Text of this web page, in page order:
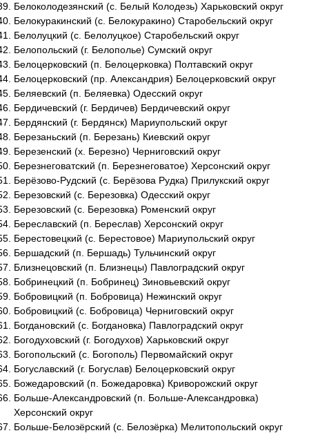
Белоколодезянский (с. Белый Колодезь) Харьковский округ
Белокуракинский (с. Белокуракино) Старобельский округ
Белолуцкий (с. Белолуцкое) Старобельский округ
Белопольский (г. Белополье) Сумский округ
Белоцерковский (п. Белоцерковка) Полтавский округ
Белоцерковский (пр. Александрия) Белоцерковский округ
Беляевский (п. Беляевка) Одесский округ
Бердичевский (г. Бердичев) Бердичевский округ
Бердянский (г. Бердянск) Мариупольский округ
Березаньский (п. Березань) Киевский округ
Березенский (х. Березно) Черниговский округ
Березнеговатский (п. Березнеговатое) Херсонский округ
Берёзово-Рудский (с. Берёзова Рудка) Прилукский округ
Березовский (с. Березовка) Одесский округ
Березовский (с. Березовка) Роменский округ
Береславский (п. Береслав) Херсонский округ
Берестовецкий (с. Берестовое) Мариупольский округ
Бершадский (п. Бершадь) Тульчинский округ
Близнецовский (п. Близнецы) Павлоградский округ
Бобринецкий (п. Бобринец) Зиновьевский округ
Бобровицкий (п. Бобровица) Нежинский округ
Бобровицкий (с. Бобровица) Черниговский округ
Богдановский (с. Богдановка) Павлоградский округ
Богодуховский (г. Богодухов) Харьковский округ
Богопольский (с. Богополь) Первомайский округ
Богуславский (г. Богуслав) Белоцерковский округ
Божедаровский (п. Божедаровка) Криворожский округ
Больше-Александровский (п. Больше-Александровка)
Херсонский округ
Больше-Белозёрский (с. Белозёрка) Мелитопольский округ